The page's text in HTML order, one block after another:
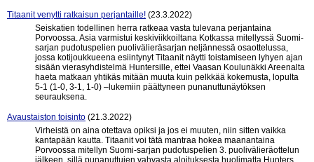
Titaanit venytti ratkaisun perjantaille! (23.3.2022)
Seiskatien todellinen herra ratkeaa vasta tulevana perjantaina
Porvoossa. Asia varmistui keskiviikkoiltana Kotkassa mitellyssä Suomi-
sarjan pudotuspelien puolivälieräsarjan neljännessä osaottelussa,
jossa kotijoukkueena esiintynyt Titaanit näytti toistamiseen lyhyen ajan
sisään vierasyhdistelmä Huntersille, ettei Vaasan Koulunäkki Areenalta
haeta matkaan yhtikäs mitään muuta kuin pelkkää kokemusta, lopulta
5-1 (1-0, 3-1, 1-0) –lukemiin päättyneen punanuttunäytöksen
seurauksena.
Avaustaiston toisinto (21.3.2022)
Virheistä on aina otettava opiksi ja jos ei muuten, niin sitten vaikka
kantapään kautta. Titaanit voi tätä mantraa hokea maanantaina
Porvoossa mitellyn Suomi-sarjan pudotuspelien 3. puolivälieräottelun
jälkeen, sillä punanuttujen vahvasta aloituksesta huolimatta Hunters